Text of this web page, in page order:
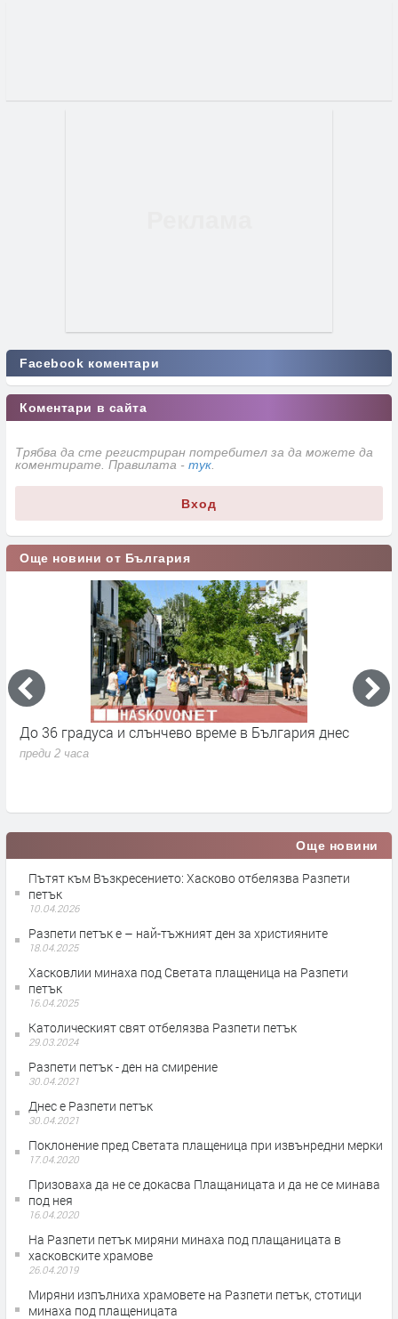
Facebook коментари
Коментари в сайта
Трябва да сте регистриран потребител за да можете да
коментирате. Правилата - тук
Вход
Още новини от България
До 36 градуса и слънчево време в България днес
преди 2 часа
Още новини
Пътят към Възкресението: Хасково отбелязва Разпети
петък
10.04.2026
Разпети петък е – най-тъжният ден за християните
18.04.2025
Хасковлии минаха под Светата плащеница на Разпети
петък
16.04.2025
Католическият свят отбелязва Разпети петък
29.03.2024
Разпети петък - ден на смирение
30.04.2021
Днес е Разпети петък
30.04.2021
Поклонение пред Светата плащеница при извънредни мерки
17.04.2020
Призоваха да не се докасва Плащаницата и да не се минава
под нея
16.04.2020
На Разпети петък миряни минаха под плащаницата в
хасковските храмове
26.04.2019
Миряни изпълниха храмовете на Разпети петък, стотици
минаха под плащеницата